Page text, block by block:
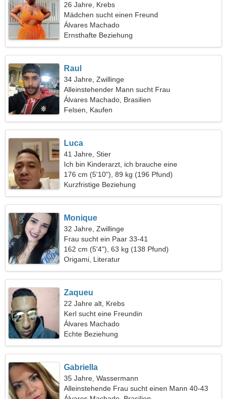
26 Jahre, Krebs
Mädchen sucht einen Freund
Álvares Machado
Ernsthafte Beziehung
Raul
34 Jahre, Zwillinge
Alleinstehender Mann sucht Frau
Álvares Machado, Brasilien
Felsen, Kaufen
Luca
41 Jahre, Stier
Ich bin Kinderarzt, ich brauche eine
wunderschöne Frau
176 cm (5'10"), 89 kg (196 Pfund)
Kurzfristige Beziehung
Monique
32 Jahre, Zwillinge
Frau sucht ein Paar 33-41
162 cm (5'4"), 63 kg (138 Pfund)
Origami, Literatur
Zaqueu
22 Jahre alt, Krebs
Kerl sucht eine Freundin
Álvares Machado
Echte Beziehung
Gabriella
35 Jahre, Wassermann
Alleinstehende Frau sucht einen Mann 40-43